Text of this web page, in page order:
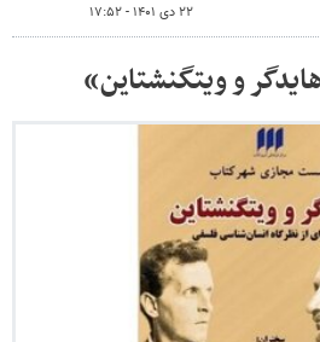
۲۲ دی ۱۴۰۱ - ۱۷:۵۲
و ویتگنشتاین»